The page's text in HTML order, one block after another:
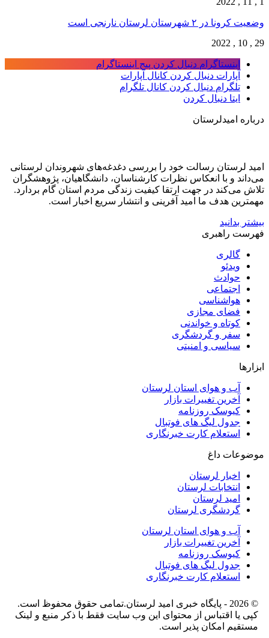
وضعیت کرونا در ۲ شهرستان لرستان نارنجی است
29 , 10 , 2022
اینستاگرام دنبال کردن پیج اینستاگرام
آپارات دنبال کردن کانال آپارات
تلگرام دنبال کردن کانال تلگرام
ایتا دنبال کردن
درباره امیدلرستان
امید لرستان رسالت خود را بررسی دغدغه‌های شهروندان لرستانی
می‌داند و با انعکاس نظرات کارشناسان، دانشگاهیان، پژوهشگران
تلاش می‌کند در جهت ارتقا کیفیت زندگی مردم استان گام بردارد.
مهمترین هدف ما امید آفرینی و انتشار سریع اخبار است.
بیشتر بدانید
فهرست راهبری
گالری
ویدئو
حوادث
اجتماعی
هواشناسی
فضای مجازی
کوتاه و خواندنی
سفر و گردشگری
سیاسی و امنیتی
ابزارها
آب و هوای استان لرستان
آخرین تغییرات بازار
کیوسک روزنامه
جدول لیگ های فوتبال
استعلام کارت خبرنگاری
موضوعات داغ
اخبار لرستان
انتخابات لرستان
امید لرستان
گردشگری لرستان
آب و هوای استان لرستان
آخرین تغییرات بازار
کیوسک روزنامه
جدول لیگ های فوتبال
استعلام کارت خبرنگاری
© 2026 - پایگاه خبری اميد لرستان.تمامی حقوق محفوظ است.
کپی یا اقتباس از محتوای این وب سایت فقط با ذکر منبع و لینک
مستقیم امکان پذیر است.